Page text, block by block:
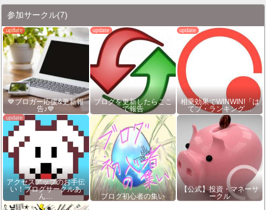
参加サークル(7)
💙ブロガー応援&更新報
告♪💙
ブログを更新したらここ
で報告
相乗効果でWINWIN!「は
てブ・ランキング…
アクセスアップのお手伝
い！ブログサークルあ
ん…
ブログ初心者の集い
【公式】投資・マネーサ
ークル